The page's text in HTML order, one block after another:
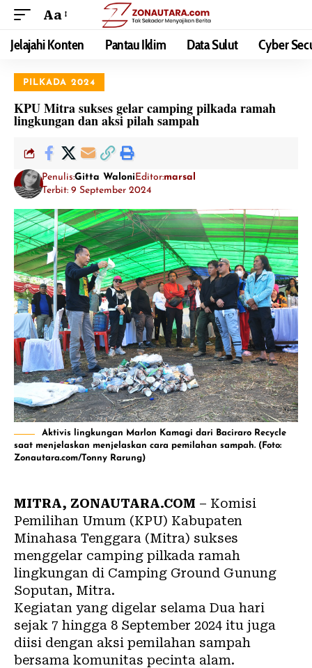
Aa
Jelajahi Konten Pantau Iklim Data Sulut Cyber
PILKADA 2024
KPU Mitra sukses gelar camping pilkada ramah
lingkungan dan aksi pilah sampah
Penulis:Gitta WaloniEditor:marsal
Terbit: 9 September 2024
Aktivis lingkungan Marlon Kamagi dari Baciraro Recycle
saat menjelaskan menjelaskan cara pemilahan sampah. (Foto:
Zonautara.com/Tonny Rarung)
MITRA, ZONAUTARA.COM – Komisi
Pemilihan Umum (KPU) Kabupaten
Minahasa Tenggara (Mitra) sukses
menggelar camping pilkada ramah
lingkungan di Camping Ground Gunung
Soputan, Mitra.
Kegiatan yang digelar selama Dua hari
sejak 7 hingga 8 September 2024 itu juga
diisi dengan aksi pemilahan sampah
bersama komunitas pecinta alam.